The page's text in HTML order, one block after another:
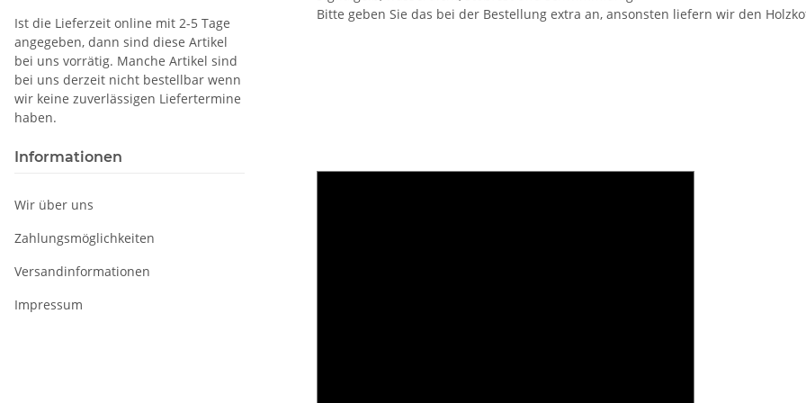
Bitte geben Sie das bei der Bestellung extra an, ansonsten liefern wir den
Ist die Lieferzeit online mit 2-5 Tage
angegeben, dann sind diese Artikel
bei uns vorrätig. Manche Artikel sind
bei uns derzeit nicht bestellbar wenn
wir keine zuverlässigen Liefertermine
haben.
Informationen
Wir über uns
Zahlungsmöglichkeiten
Versandinformationen
Impressum